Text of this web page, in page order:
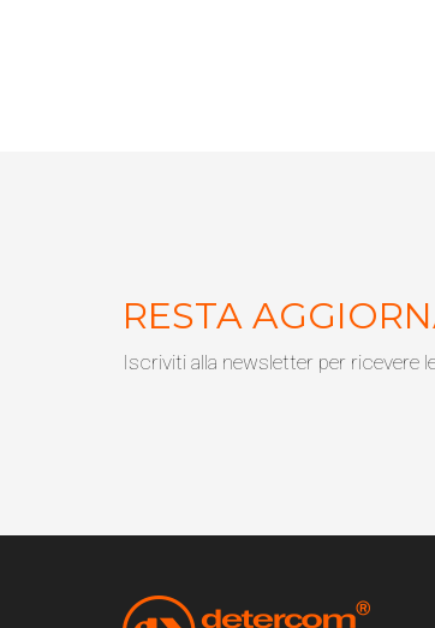
RESTA
Iscriviti alla newsletter per ricevere